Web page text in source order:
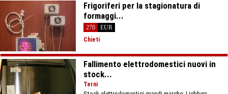
Frigoriferi per la stagionatura di
formaggi...
270
EUR
Chieti
Fallimento elettrodomestici nuovi in
stock...
Terni